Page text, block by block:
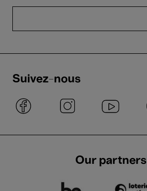
Suivez-nous
Our partners